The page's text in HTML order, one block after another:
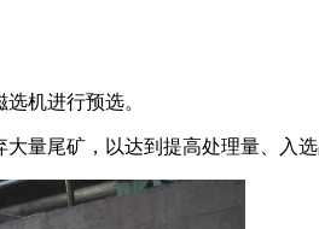
机进行预选。
量尾矿，以达到提高处理量、入选